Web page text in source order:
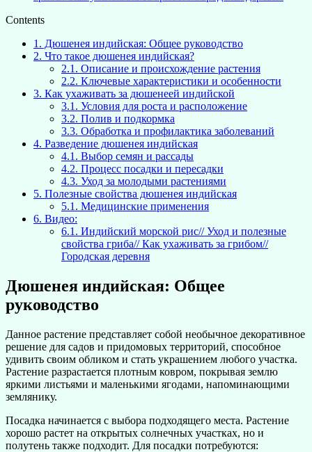
Contents
1. Дюшенея индийская: Общее руководство
2. Что такое дюшенея индийская?
2.1. Описание и происхождение растения
2.2. Ключевые характеристики и особенности
3. Как ухаживать за дюшенеей индийской
3.1. Условия для роста и расположение
3.2. Полив и подкормка
3.3. Обработка и профилактика заболеваний
4. Разведение дюшенея индийская
4.1. Выбор семян и рассады
4.2. Процесс посадки и пересадки
4.3. Уход за молодыми растениями
5. Полезные свойства дюшенея индийская
5.1. Медицинские применения
6. Видео:
6.1. Индийский морской рис// Уход и полезные
свойства гриба// Как ухаживать за грибом//
Городская деревня
Дюшенея индийская: Общее
руководство
Данное растение представляет собой необычное декоративное
решение для садов и придомовых территорий, способное
удивить своим обликом и стать украшением любого участка.
Растение разрастается плотным ковром, покрывая землю
яркими листьями и маленькими ягодами, напоминающими
землянику.
Посадка начинается с выбора подходящего места. Растение
хорошо растет на открытых солнечных участках, но и
полутень также подходит. Для посадки потребуются: